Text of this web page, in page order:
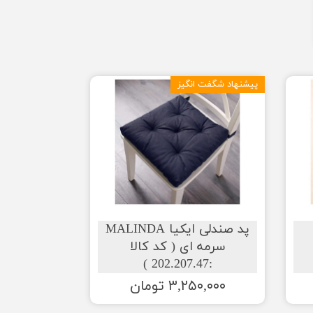
پد صندلی ایکیا MALINDA
سرمه ای ( کد کالا
:202.207.47 )
۳,۲۵۰,۰۰۰ تومان
پیشنهاد شگفت انگیز